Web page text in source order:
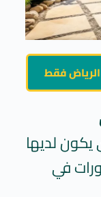
الرياض فقط
لديها
في